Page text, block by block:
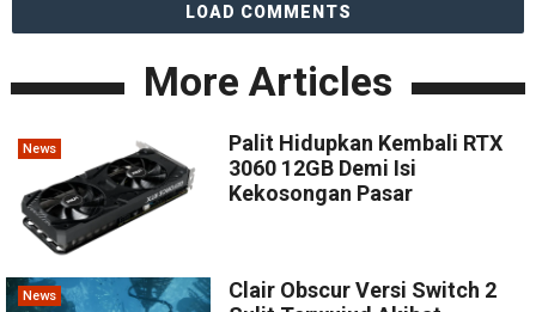
LOAD COMMENTS
More Articles
News
Palit Hidupkan Kembali RTX
3060 12GB Demi Isi
Kekosongan Pasar
News
Clair Obscur Versi Switch 2